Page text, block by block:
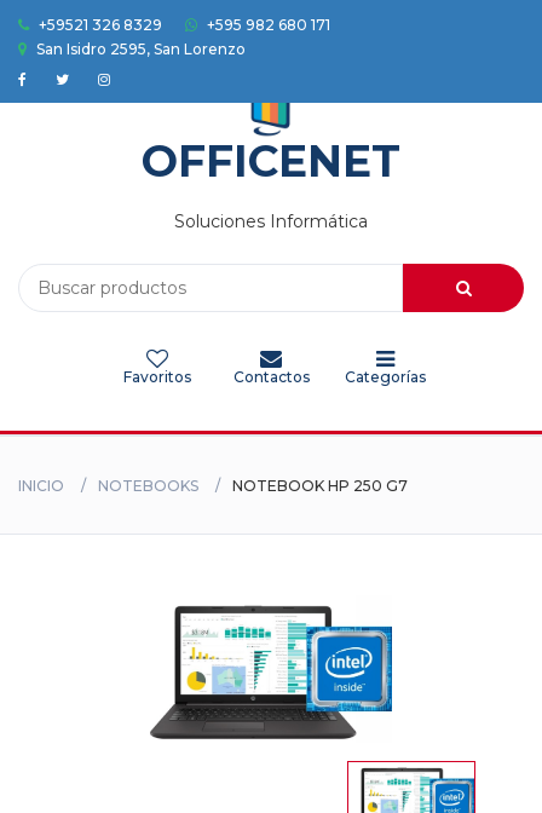
+59521 326 8329
+595 982 680 171
San Isidro 2595, San Lorenzo
OFFICENET
Soluciones Informática
Favoritos Contactos Categorías
Electrodomesticos
INICIO NOTEBOOKS NOTEBOOK HP 250 G7